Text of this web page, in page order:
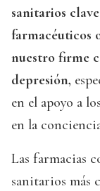
sanitarios
farmacéuticos
nuestro firme
depresión,
en el apoyo a
en la
Las farmacias
sanitarios más